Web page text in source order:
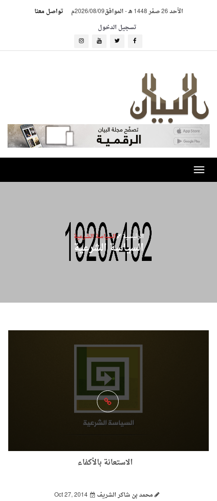
الأحد 26 صفر 1448 هـ -الموافق2026/08/09م
تواصل معنا
تسجيل الدخول
Toggle
navigation
الرئيسية السياسة الشرعية
السياسة الشرعية
الاستعانة بالأكفاء
محمد بن شاكر الشريف Oct 27, 2014